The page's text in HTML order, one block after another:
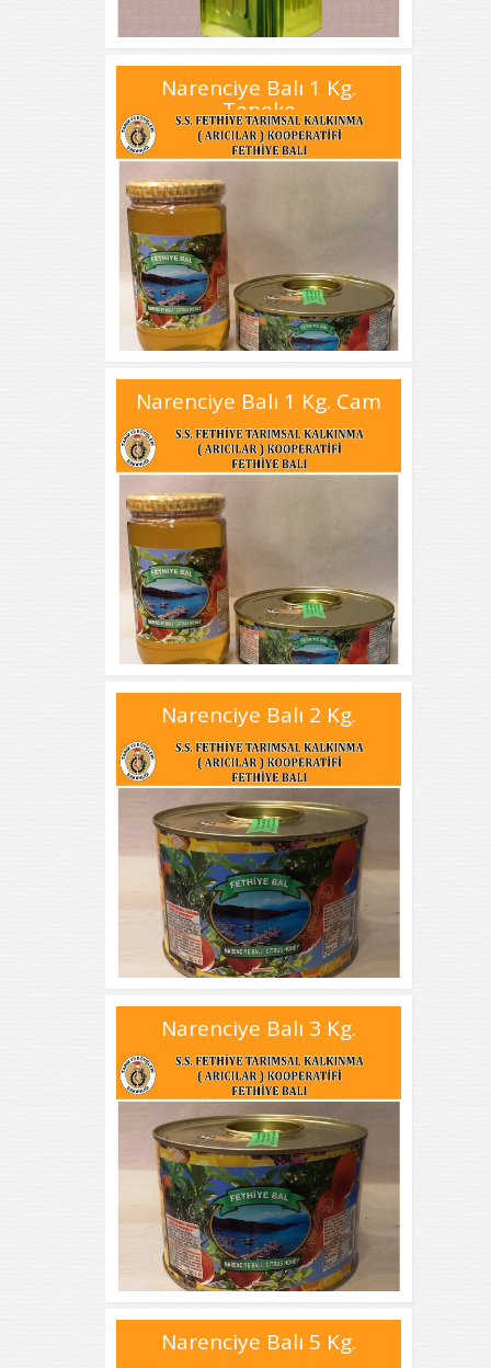
Narenciye Balı 1 Kg.
Teneke
Narenciye Balı 1 Kg. Cam
Narenciye Balı 2 Kg.
Narenciye Balı 3 Kg.
Narenciye Balı 5 Kg.